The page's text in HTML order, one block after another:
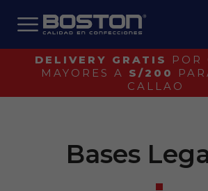
DELIVERY GRATIS
POR
MAYORES A S/200
CALLAO
Bases